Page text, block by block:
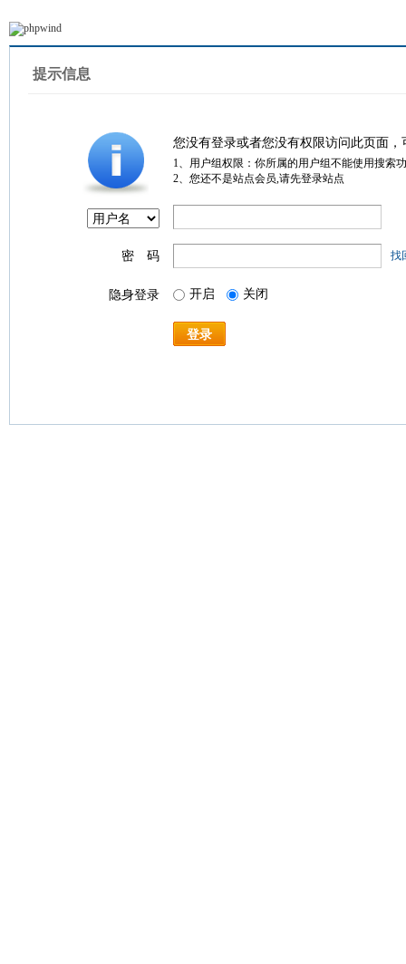
提示信息
您没有登录或者您没有权限访问此页面
1、用户组权限：你所属的用户组不能使用搜索
2、您还不是站点会员,请先登录站点
密 码 找
隐身登录 开启 关闭
登录